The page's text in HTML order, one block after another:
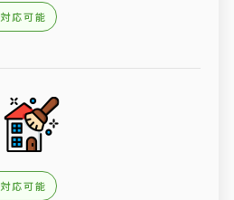
対応可能
対応可能